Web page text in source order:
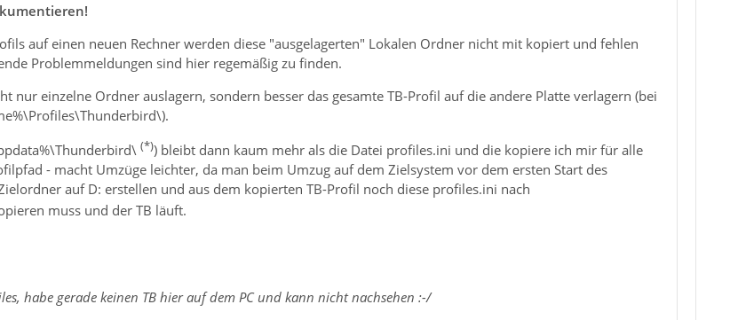
auf einen neuen Rechner werden diese "ausgelagerten" Lokalen Ordner nicht mit kopiert und fehlen
Problemmeldungen sind hier regemäßig zu finden.
nur einzelne Ordner auslagern, sondern besser das gesamte TB-Profil auf die andere Platte verlagern (bei
(*)) bleibt dann kaum mehr als die Datei profiles.ini und die kopiere ich mir für alle
- macht Umzüge leichter, da man beim Umzug auf dem Zielsystem vor dem ersten Start des
auf D: erstellen und aus dem kopierten TB-Profil noch diese profiles.ini nach
muss und der TB läuft.
habe gerade keinen TB hier auf dem PC und kann nicht nachsehen :-/